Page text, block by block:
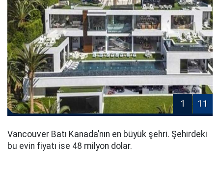
1 11
Vancouver Batı Kanada’nın en büyük şehri. Şehirdeki
bu evin fiyatı ise 48 milyon dolar.